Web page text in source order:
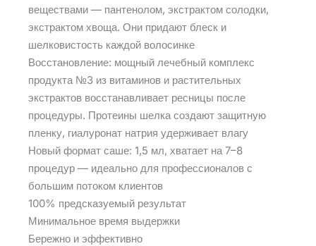
веществами — пантенолом, экстрактом солодки,
экстрактом хвоща. Они придают блеск и
шелковистость каждой волосинке
Восстановление: мощный лечебный комплекс
продукта №3 из витаминов и растительных
экстрактов восстанавливает ресницы после
процедуры. Протеины шелка создают защитную
пленку, гиалуронат натрия удерживает влагу
Новый формат саше: 1,5 мл, хватает на 7–8
процедур — идеально для профессионалов с
большим потоком клиентов
100% предсказуемый результат
Минимальное время выдержки
Бережно и эффективно